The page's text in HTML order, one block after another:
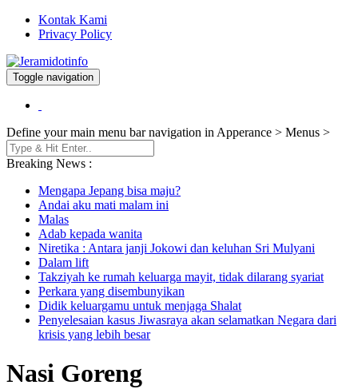
Kontak Kami
Privacy Policy
Jeramidotinfo
Berita dan Informasi Terkini
Toggle navigation
Define your main menu bar navigation in Apperance > Menus >
Breaking News :
Mengapa Jepang bisa maju?
Andai aku mati malam ini
Malas
Adab kepada wanita
Niretika : Antara janji Jokowi dan keluhan Sri Mulyani
Dalam lift
Takziyah ke rumah keluarga mayit, tidak dilarang syariat
Perkara yang disembunyikan
Didik keluargamu untuk menjaga Shalat
Penyelesaian kasus Jiwasraya akan selamatkan Negara dari
krisis yang lebih besar
Nasi Goreng